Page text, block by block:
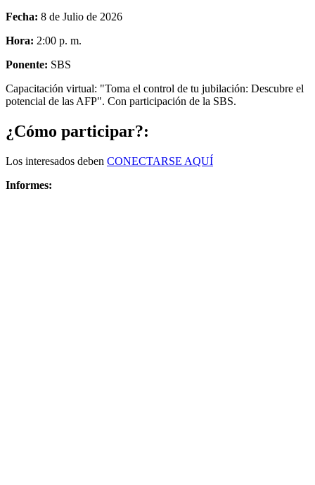
Fecha: 8 de Julio de 2026
Hora: 2:00 p. m.
Ponente: SBS
Capacitación virtual: "Toma el control de tu jubilación: Descubre el
potencial de las AFP". Con participación de la SBS.
¿Cómo participar?:
Los interesados deben CONECTARSE AQUÍ
Informes: